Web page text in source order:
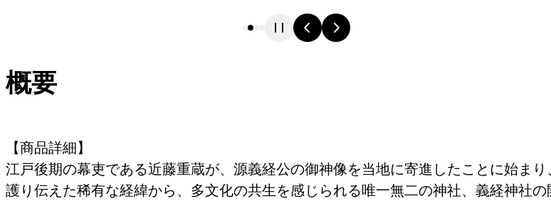
概要
【商品詳細】
江戸後期の幕吏である近藤重蔵が、源義経公の御神像を当地に寄進したことに始ま
護り伝えた稀有な経緯から、多文化の共生を感じられる唯一無二の神社、義経神社の